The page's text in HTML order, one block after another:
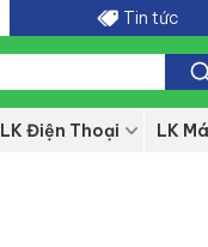
Tin tức
LK Điện Thoại LK